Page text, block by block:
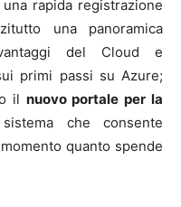
rapida registrazione
una panoramica
del Cloud e
primi passi su Azure;
il nuovo portale per la
che consente
quanto spende